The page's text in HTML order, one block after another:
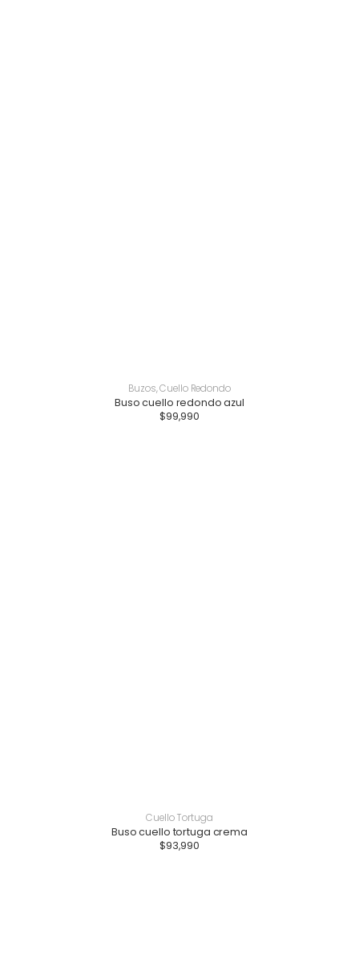
Buzos,Cuello Redondo
Buso cuello redondo azul
$99,990
Cuello Tortuga
Buso cuello tortuga crema
$93,990